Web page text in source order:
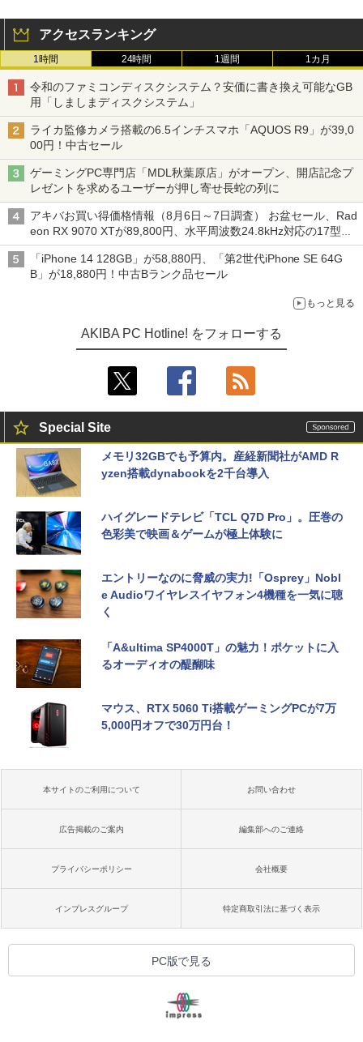
アクセスランキング
1時間 24時間 1週間 1カ月
令和のファミコンディスクシステム？安価に書き換え可能なGB
用「しましまディスクシステム」
ライカ監修カメラ搭載の6.5インチスマホ「AQUOS R9」が39,0
00円！中古セール
ゲーミングPC専門店「MDL秋葉原店」がオープン、開店記念プ
レゼントを求めるユーザーが押し寄せ長蛇の列に
アキバお買い得価格情報（8月6日～7日調査） お盆セール、Rad
eon RX 9070 XTが89,800円、水平周波数24.8kHz対応の17型モ
ニターが9,801円、暑さ指数連動セール ほか
「iPhone 14 128GB」が58,880円、「第2世代iPhone SE 64G
B」が18,880円！中古Bランク品セール
もっと見る
AKIBA PC Hotline! をフォローする
Special Site
メモリ32GBでも予算内。産経新聞社がAMD R
yzen搭載dynabookを2千台導入
ハイグレードテレビ「TCL Q7D Pro」。圧巻の
色彩美で映画＆ゲームが極上体験に
エントリーなのに脅威の実力!「Osprey」Nobl
e Audioワイヤレスイヤフォン4機種を一気に聴
く
「A&ultima SP4000T」の魅力！ポケットに入
るオーディオの醍醐味
マウス、RTX 5060 Ti搭載ゲーミングPCが7万
5,000円オフで30万円台！
本サイトのご利用について お問い合わせ
広告掲載のご案内 編集部へのご連絡
プライバシーポリシー 会社概要
インプレスグループ 特定商取引法に基づく表示
PC版で見る